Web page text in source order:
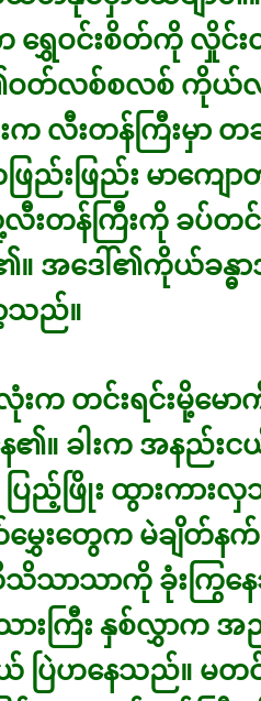
ရွှေဝင်းစိတ်ကို လှိုင်
ဝတ်လစ်စလစ် ကိုယ်လုံး
ားက လီးတန်ကြီးမှ
ည်းဖြည်း မာကျေ
းတန်ကြီးကို ခပ်
။ အဒေါ်၏ကိုယ်ခန္ဓ
သည်။
းက တင်းရင်းမို့မေ
ေ၏။ ခါးက အနည်
ြည့်ဖြိုး ထွားကား
က်မွှေးတွေက မဲချိတ်
သိသာသာကို ခုံးကြွ
းကြီး နှစ်လွှာက အညို
ပြဲဟနေသည်။ မ